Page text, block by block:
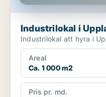
Industrilokal i
Industrilokal att hyra i
Areal
Ca. 1 000 m2
Pris pr. md.